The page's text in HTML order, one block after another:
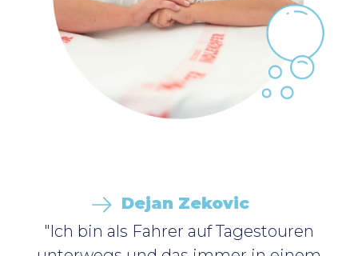
Dejan Zekovic
"Ich bin als Fahrer auf Tagestouren